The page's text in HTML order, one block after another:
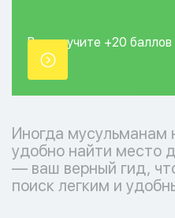
Вы получите +20
точки.
Иногда мусульманам
удобно найти место
— ваш верный гид,
поиск легким и